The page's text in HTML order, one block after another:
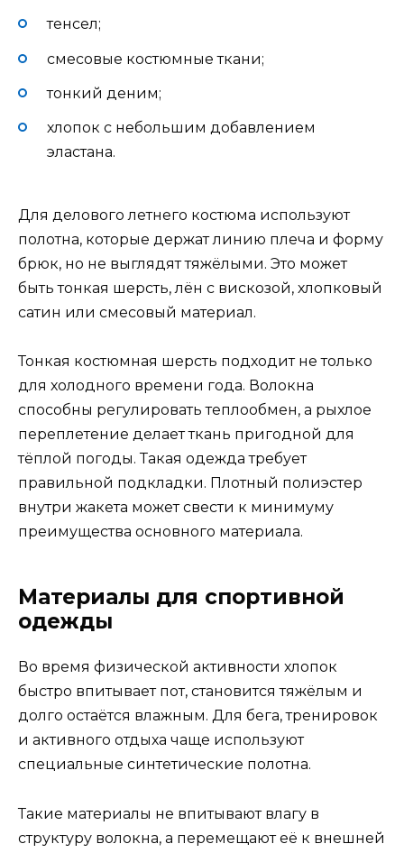
тенсел;
смесовые костюмные ткани;
тонкий деним;
хлопок с небольшим добавлением
эластана.
Для делового летнего костюма используют
полотна, которые держат линию плеча и форму
брюк, но не выглядят тяжёлыми. Это может
быть тонкая шерсть, лён с вискозой, хлопковый
сатин или смесовый материал.
Тонкая костюмная шерсть подходит не только
для холодного времени года. Волокна
способны регулировать теплообмен, а рыхлое
переплетение делает ткань пригодной для
тёплой погоды. Такая одежда требует
правильной подкладки. Плотный полиэстер
внутри жакета может свести к минимуму
преимущества основного материала.
Материалы для спортивной
одежды
Во время физической активности хлопок
быстро впитывает пот, становится тяжёлым и
долго остаётся влажным. Для бега, тренировок
и активного отдыха чаще используют
специальные синтетические полотна.
Такие материалы не впитывают влагу в
структуру волокна, а перемещают её к внешней